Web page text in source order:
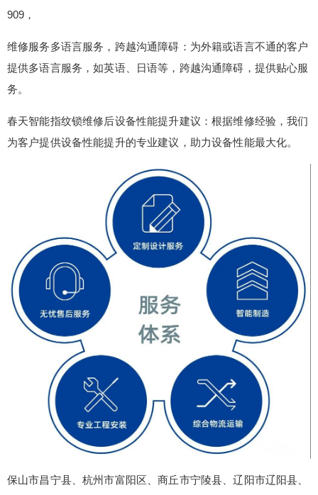
909，
维修服务多语言服务，跨越沟通障碍：为外籍或语言不通的客户
提供多语言服务，如英语、日语等，跨越沟通障碍，提供贴心服
务。
春天智能指纹锁维修后设备性能提升建议：根据维修经验，我们
为客户提供设备性能提升的专业建议，助力设备性能最大化。
保山市昌宁县、杭州市富阳区、商丘市宁陵县、辽阳市辽阳县、